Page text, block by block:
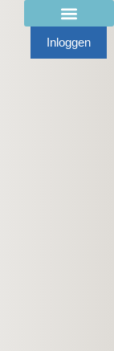
Inloggen